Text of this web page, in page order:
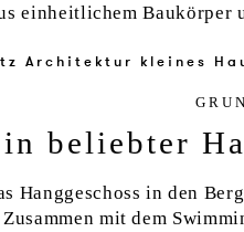
einheitlichem
in beliebter
Hanggeschoss in den
mit dem